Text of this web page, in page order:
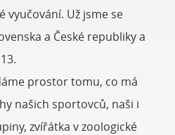
vyučování. Už jsme se
a České republiky a
prostor tomu, co má
našich sportovců, naši i
zvířátka v zoologické